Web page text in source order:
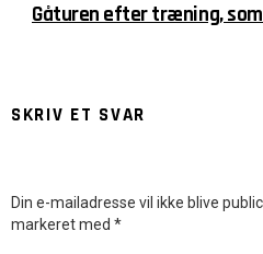
Gåturen efter træning,
SKRIV ET SVAR
Din e-mailadresse vil ikke blive
markeret med *